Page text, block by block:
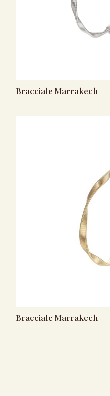
Bracciale Marrakech
Bracciale Marrakech